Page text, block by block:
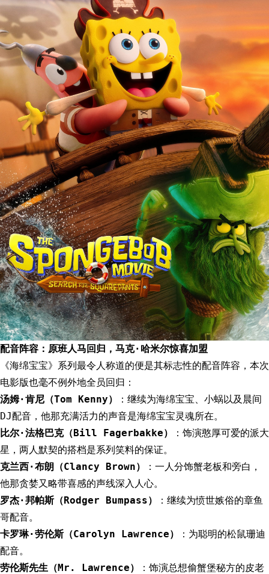
配音阵容：原班人马回归，马克·哈米尔惊喜加盟
《海绵宝宝》系列最令人称道的便是其标志性的配音阵容，本次
电影版也毫不例外地全员回归：
汤姆·肯尼（Tom Kenny）
：继续为海绵宝宝、小蜗以及晨间
DJ配音，他那充满活力的声音是海绵宝宝灵魂所在。
比尔·法格巴克（Bill Fagerbakke）
：饰演憨厚可爱的派大
星，两人默契的搭档是系列笑料的保证。
克兰西·布朗（Clancy Brown）
：一人分饰蟹老板和旁白，
他那贪婪又略带喜感的声线深入人心。
罗杰·邦帕斯（Rodger Bumpass）
：继续为愤世嫉俗的章鱼
哥配音。
卡罗琳·劳伦斯（Carolyn Lawrence）
：为聪明的松鼠珊迪
配音。
劳伦斯先生（Mr. Lawrence）
：饰演总想偷蟹堡秘方的皮老